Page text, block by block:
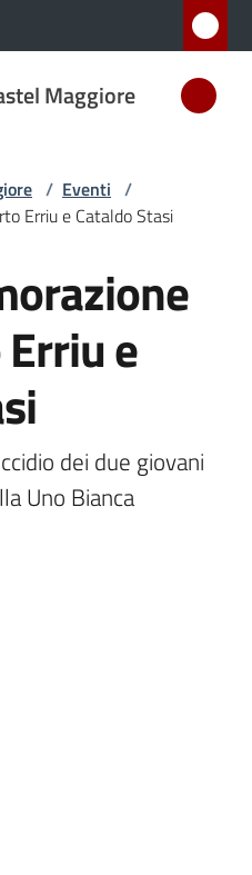
Maggiore
/ Eventi /
Erriu e Cataldo Stasi
e
dei due giovani
Uno Bianca